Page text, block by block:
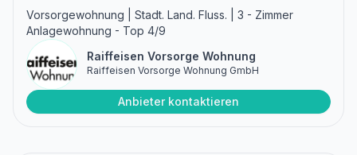
Vorsorgewohnung | Stadt. Land. Fluss. | 3 - Zimmer
Anlagewohnung - Top 4/9
Raiffeisen Vorsorge Wohnung
Raiffeisen Vorsorge Wohnung GmbH
Anbieter kontaktieren